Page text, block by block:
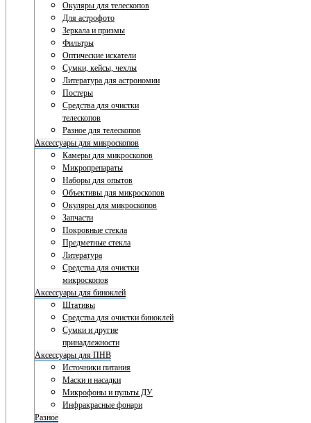
Окуляры для телескопов
Для астрофото
Зеркала и призмы
Фильтры
Оптические искатели
Сумки, кейсы, чехлы
Литература для астрономии
Постеры
Средства для очистки
телескопов
Разное для телескопов
Аксессуары для микроскопов
Камеры для микроскопов
Микропрепараты
Наборы для опытов
Объективы для микроскопов
Окуляры для микроскопов
Запчасти
Покровные стекла
Предметные стекла
Литература
Средства для очистки
микроскопов
Аксессуары для биноклей
Штативы
Средства для очистки биноклей
Сумки и другие
принадлежности
Аксессуары для ПНВ
Источники питания
Маски и насадки
Микрофоны и пульты ДУ
Инфракрасные фонари
Разное